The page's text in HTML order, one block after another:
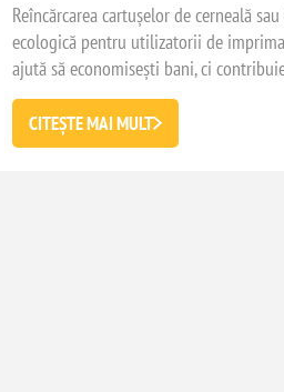
Reîncărcarea cartușelor de cerneală
ecologică pentru utilizatorii de
ajută să economisești bani, ci
de cartușele de unică folosință. Deși
imprimărilor, este o frică nefondată,
eficiența imprimantei, mai ales dacă
CITEȘTE MAI MULT